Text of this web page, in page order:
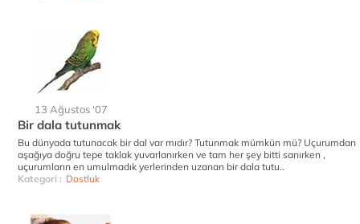
13 Ağustos '07
Bir dala tutunmak
Bu dünyada tutunacak bir dal var mıdır? Tutunmak mümkün mü? Uçurumdan
aşağıya doğru tepe taklak yuvarlanırken ve tam her şey bitti sanırken ,
uçurumların en umulmadık yerlerinden uzanan bir dala tutu..
Kategori : Dostluk